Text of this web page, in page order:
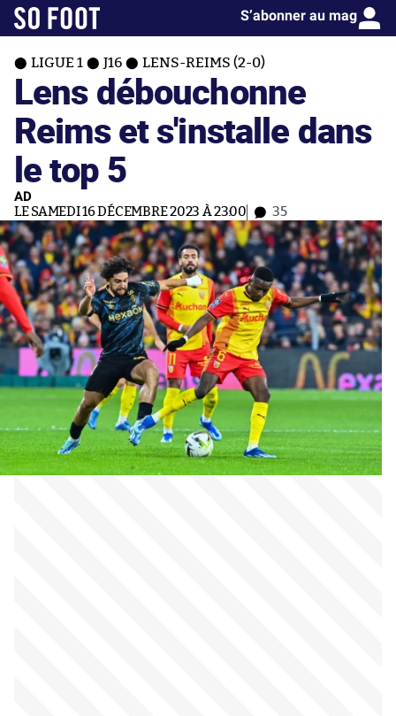
S’abonner au mag
LIGUE 1 J16 LENS-REIMS (2-0)
Lens débouchonne
Reims et s'installe dans
le top 5
AD
LE SAMEDI 16 DÉCEMBRE 2023 À 23:00 35